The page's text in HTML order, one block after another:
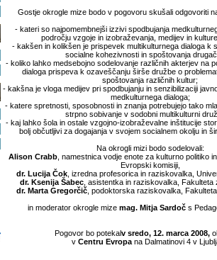
Gostje okrogle mize bodo v pogovoru skušali odgovoriti
- kateri so najpomembnejši izzivi spodbujanja
področju vzgoje in izobraževanja, medijev in
- kakšen in kolikšen je prispevek multikulturnega dialoga k
socialne kohezivnosti in spoštovanja
- koliko lahko medsebojno sodelovanje različnih akterjev na
dialoga prispeva k ozaveščanju širše družbe o
spoštovanja različnih kultur;
- kakšna je vloga medijev pri spodbujanju in senzibilizaciji
medkulturnega dialoga;
- katere spretnosti, sposobnosti in znanja potrebujejo tako
strpno sobivanje v sodobni multikulturni
- kaj lahko šola in ostale vzgojno-izobraževalne inštitucije
bolj občutljivi za dogajanja v svojem socialnem okolju in
Na okrogli mizi bodo sodelovali:
Alison Crabb , namestnica vodje enote za kulturno politiko
Evropski komisiji,
dr. Lucija Čok, izredna profesorica in raziskovalka,
dr. Ksenija Šabec , asistentka in raziskovalka,
dr. Marta Gregorčič , podoktorska raziskovalka,
in moderator okrogle mize mag. Mitja Sardoč s
Pogovor bo potekalv sredo, 12. marca 2008,
v Centru Evropa na Dalmatinovi 4 v